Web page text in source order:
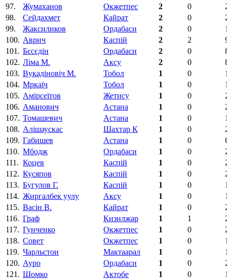
97.
Жумаханов Окжетпес 2 0
98.
Сейдахмет Кайрат 2 0
99.
Жаксиликов Ордабаси 2 0
100. Аврич Каспій 2 2
101. Бєсєдін Ордабаси 2 0
102. Ліма М. Аксу 2 0
103. Вукадіновіч M. Тобол 1 0
104. Мркаїч Тобол 1 0
105. Амірсеїтов Жетису 1 0
106. Аманович Астана 1 0
107. Томашевич Астана 1 0
108. Алішаускас Шахтар К 1 0
109. Габишев Астана 1 0
110. Мбодж Ордабаси 1 0
111. Коцев Каспій 1 0
112. Кусяпов Каспій 1 0
113. Бугулов Г. Каспій 1 0
114. Жиргалбек уулу Аксу 1 0
115. Васін В. Кайрат 1 0
116. Граф Кизилжар 1 1
117. Гунченко Окжетпес 1 0
118. Совет Окжетпес 1 0
119. Чарльстон Мактаарал 1 0
120. Ауро Ордабаси 1 0
121. Шомко Актобе 1 0